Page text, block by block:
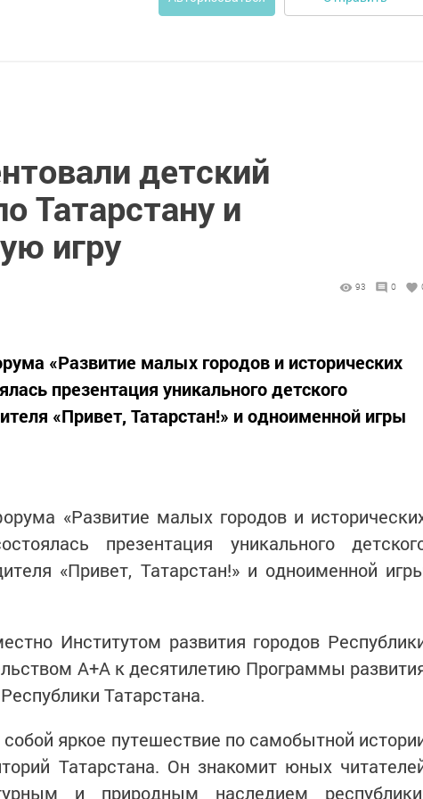
детский
Татарстану и
игру
93 0
«Развитие малых городов и исторических
презентация уникального детского
«Привет, Татарстан!» и одноименной игры
«Развитие малых городов и
презентация уникального
«Привет, Татарстан!» и одноименной
Институтом развития городов
А+А к десятилетию Программы
Татарстана.
яркое путешествие по самобытной
Татарстана. Он знакомит юных
и природным наследием